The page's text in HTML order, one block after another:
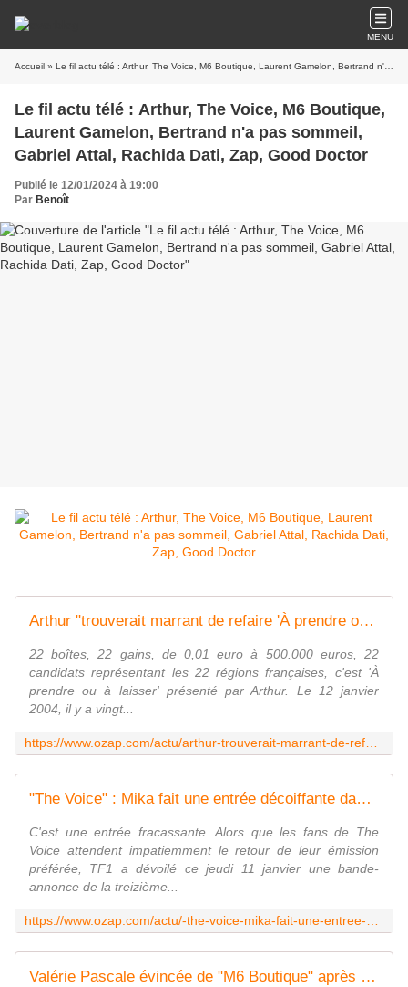
MENU
Accueil » Le fil actu télé : Arthur, The Voice, M6 Boutique, Laurent Gamelon, Bertrand n'a pas sommeil, Gabriel Attal, Rachida Dati, Zap, Good Doctor
Le fil actu télé : Arthur, The Voice, M6 Boutique,
Laurent Gamelon, Bertrand n'a pas sommeil,
Gabriel Attal, Rachida Dati, Zap, Good Doctor
Publié le 12/01/2024 à 19:00
Par Benoît
Arthur "trouverait marrant de refaire 'À prendre ou à laisser'" à l'occasion des 20 ans du jeu culte né sur TF1
22 boîtes, 22 gains, de 0,01 euro à 500.000 euros, 22
candidats représentant les 22 régions françaises, c'est 'À
prendre ou à laisser' présenté par Arthur. Le 12 janvier
2004, il y a vingt...
"The Voice" : Mika fait une entrée décoiffante dans la première bande-annonce de l'édition 2024
C'est une entrée fracassante. Alors que les fans de The
Voice attendent impatiemment le retour de leur émission
préférée, TF1 a dévoilé ce jeudi 11 janvier une bande-
annonce de la treizième...
Valérie Pascale évincée de "M6 Boutique" après 29 ans : "Je n'imaginais pas que les choses se passeraient ainsi"